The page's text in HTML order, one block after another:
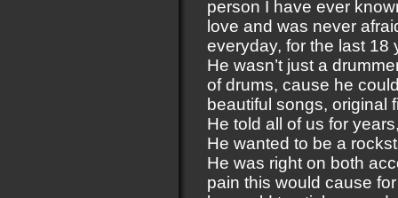
person I have ever
love and was never
everyday, for the last 18
He wasn’t just a
of drums, cause he
beautiful songs, original
He told all of us for
He wanted to be a
He was right on both
pain this would cause